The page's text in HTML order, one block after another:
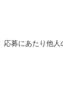
募にあたり他